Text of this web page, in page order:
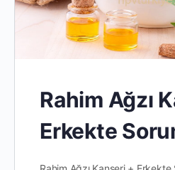
Rahim Ağzı
Erkekte